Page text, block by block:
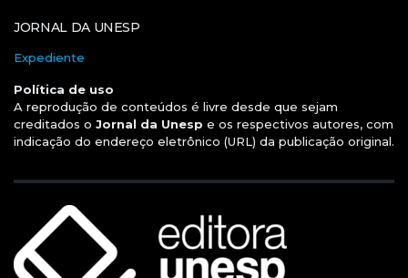
JORNAL DA UNESP
Expediente
Política de uso
A reprodução de conteúdos é livre desde que sejam
creditados o Jornal da Unesp e os respectivos autores, com
indicação do endereço eletrônico (URL) da publicação original.